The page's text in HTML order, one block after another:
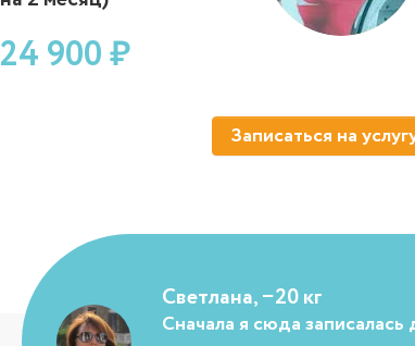
24 900 ₽
Записаться на
Светлана, −20 кг
Сначала я сюда